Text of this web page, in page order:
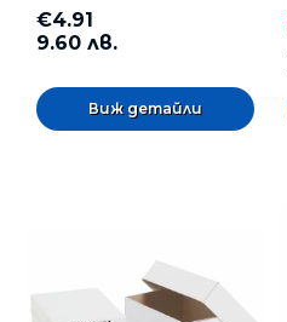
€4.91
9.60 лв.
Виж детайли